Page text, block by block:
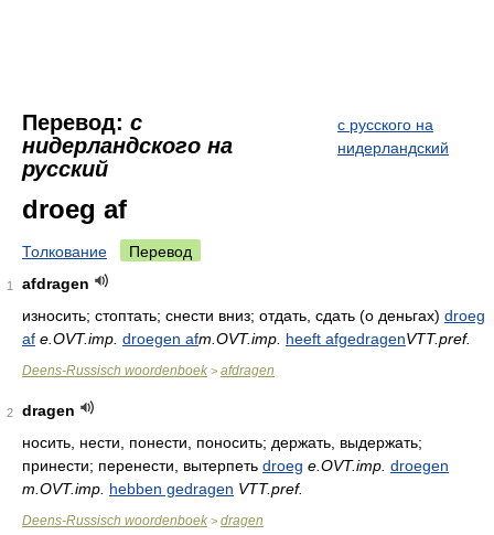
Перевод: с
нидерландского на
русский
с русского на
нидерландский
droeg af
Толкование Перевод
1
afdragen
износить; стоптать; снести вниз; отдать, сдать (о деньгах) droeg
af e.OVT.imp. droegen afm.OVT.imp. heeft afgedragenVTT.pref.
Deens-Russisch woordenboek > afdragen
2
dragen
носить, нести, понести, поносить; держать, выдержать;
принести; перенести, вытерпеть droeg e.OVT.imp. droegen
m.OVT.imp. hebben gedragen VTT.pref.
Deens-Russisch woordenboek > dragen